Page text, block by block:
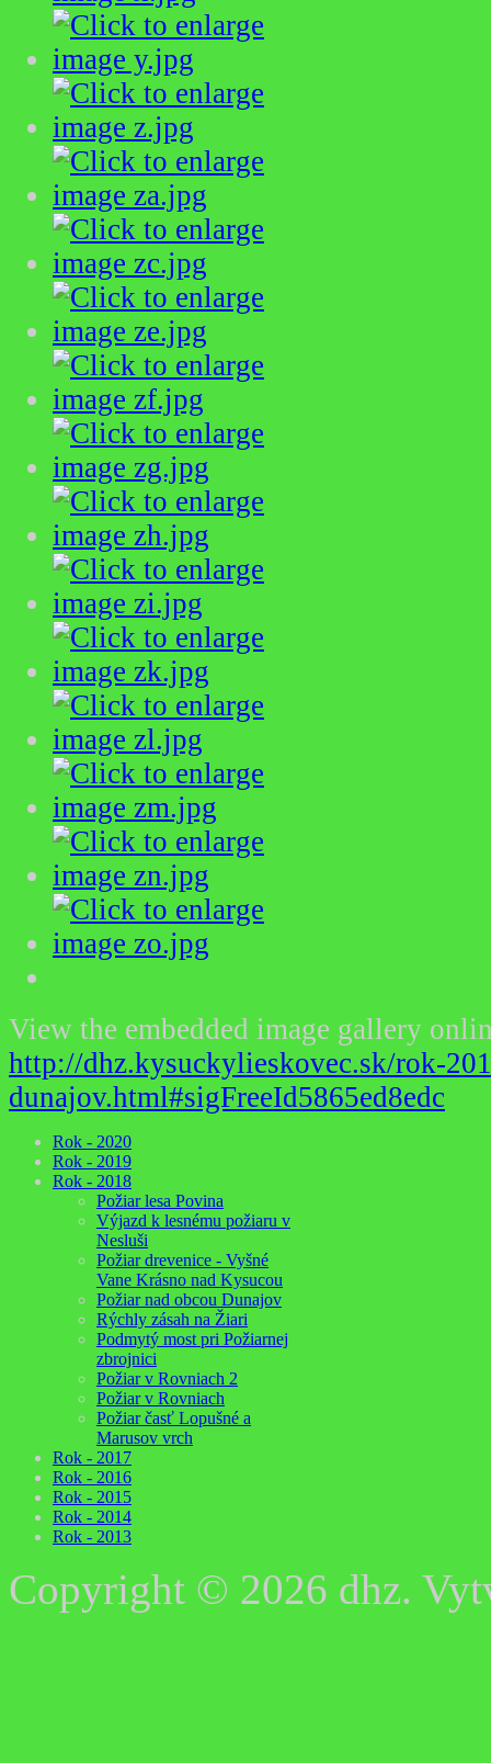
View the embedded image gallery
http://dhz.kysuckylieskovec.sk/rok-
dunajov.html#sigFreeId5865ed8edc
Rok - 2020
Rok - 2019
Rok - 2018
Požiar lesa Povina
Výjazd k lesnému požiaru v
Nesluši
Požiar drevenice - Vyšné
Vane Krásno nad Kysucou
Požiar nad obcou Dunajov
Rýchly zásah na Žiari
Podmytý most pri Požiarnej
zbrojnici
Požiar v Rovniach 2
Požiar v Rovniach
Požiar časť Lopušné a
Marusov vrch
Rok - 2017
Rok - 2016
Rok - 2015
Rok - 2014
Rok - 2013
Copyright © 2026 dhz.